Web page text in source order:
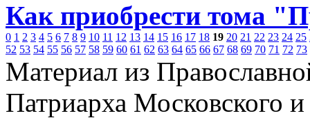
Как приобрести тома
0 1 2 3 4 5 6 7 8 9 10 11 12 13 14 15 16 17 18 19 20 21 22 23 24 25
52 53 54 55 56 57 58 59 60 61 62 63 64 65 66 67 68 69 70 71 72 73
Материал из
Патриарха Московского